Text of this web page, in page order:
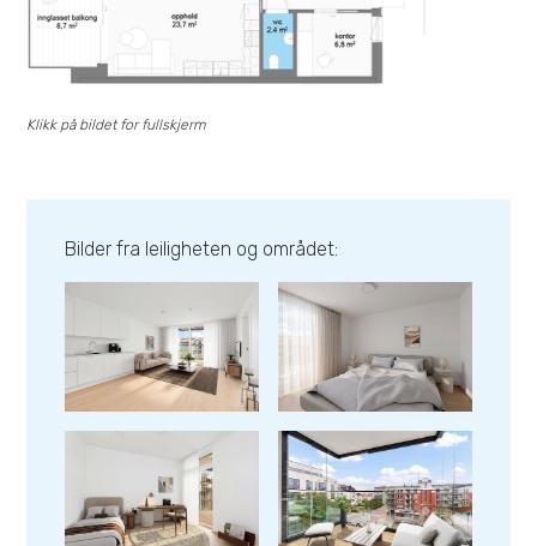
Klikk på bildet for fullskjerm
Bilder fra leiligheten og området:
Se bilder fra leilighet
Se bilder fra leilighet
Se bilder fra leilighet
Se bilder fra leilighet
Se bilder fra leilighet
Se bilder fra leilighet
Se bilder fra leilighet